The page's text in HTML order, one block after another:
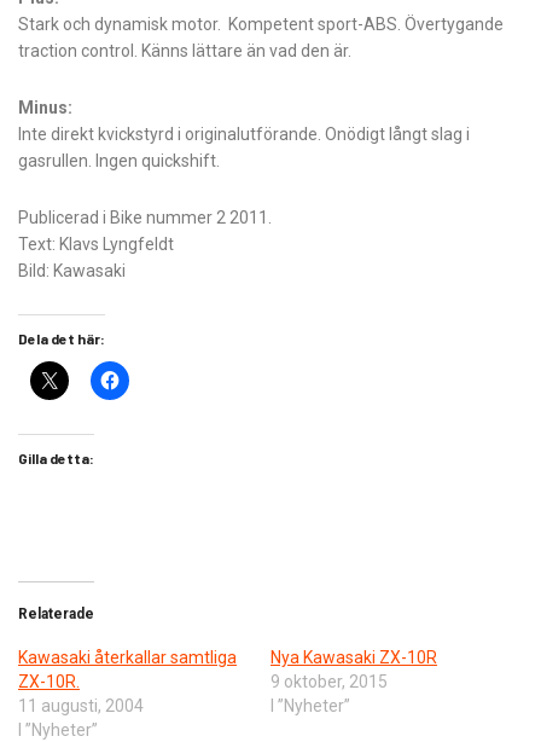
Stark och dynamisk motor. Kompetent sport-ABS. Övertygande
traction control. Känns lättare än vad den är.
Minus:
Inte direkt kvickstyrd i originalutförande. Onödigt långt slag i
gasrullen. Ingen quickshift.
Publicerad i Bike nummer 2 2011.
Text: Klavs Lyngfeldt
Bild: Kawasaki
Dela det här:
Gilla detta:
Relaterade
Kawasaki återkallar samtliga
ZX-10R.
11 augusti, 2004
I ”Nyheter”
Nya Kawasaki ZX-10R
9 oktober, 2015
I ”Nyheter”